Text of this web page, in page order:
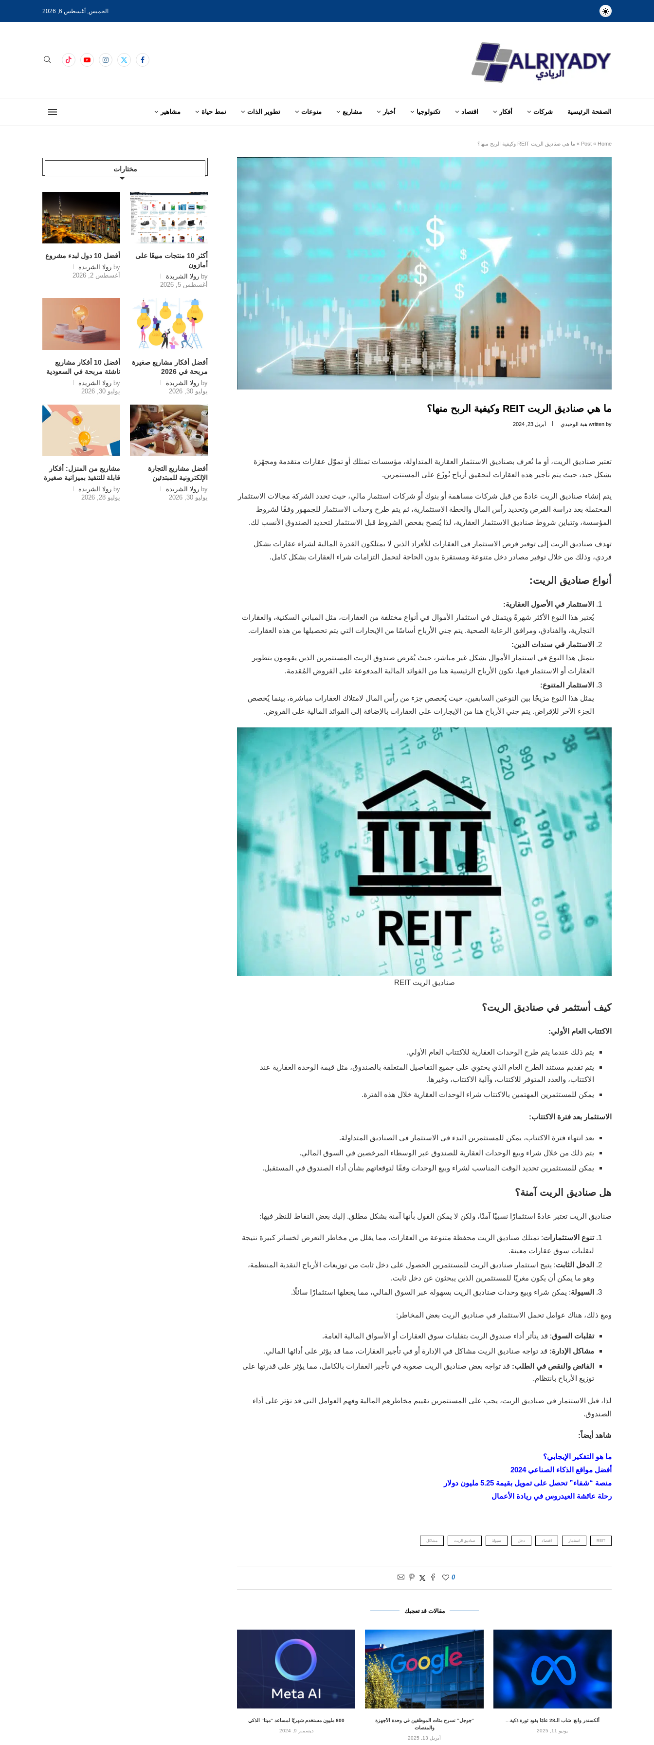
الخميس, أغسطس 6, 2026
الصفحة الرئيسية شركات أفكار اقتصاد تكنولوجيا أخبار مشاريع منوعات تطوير الذات نمط حياة مشاهير
Home
»
Post
» ما هي صناديق الريت REIT وكيفية الربح منها؟
ما هي صناديق الريت REIT وكيفية الربح منها؟
written by هبة الوحيدي أبريل 23, 2024
تعتبر صناديق الريت، أو ما تُعرف بصناديق الاستثمار العقارية المتداولة، مؤسسات تمتلك أو تموّل عقارات متقدمة ومجهّزة
بشكل جيد، حيث يتم تأجير هذه العقارات لتحقيق أرباح تُوزّع على المستثمرين.
يتم إنشاء صناديق الريت عادةً من قبل شركات مساهمة أو بنوك أو شركات استثمار مالي، حيث تحدد الشركة مجالات الاستثمار
المحتملة بعد دراسة الفرص وتحديد رأس المال والخطة الاستثمارية، ثم يتم طرح وحدات الاستثمار للجمهور وفقًا لشروط
المؤسسة، وتتباين شروط صناديق الاستثمار العقارية، لذا يُنصح بفحص الشروط قبل الاستثمار لتحديد الصندوق الأنسب لك.
تهدف صناديق الريت إلى توفير فرص الاستثمار في العقارات للأفراد الذين لا يمتلكون القدرة المالية لشراء عقارات بشكل
فردي، وذلك من خلال توفير مصادر دخل متنوعة ومستقرة بدون الحاجة لتحمل التزامات شراء العقارات بشكل كامل.
أنواع صناديق الريت:
الاستثمار في الأصول العقارية:
يُعتبر هذا النوع الأكثر شهرةً ويتمثل في استثمار الأموال في أنواع مختلفة من العقارات، مثل المباني السكنية، والعقارات
التجارية، والفنادق، ومرافق الرعاية الصحية. يتم جني الأرباح أساسًا من الإيجارات التي يتم تحصيلها من هذه العقارات.
الاستثمار في سندات الدين:
يتمثل هذا النوع في استثمار الأموال بشكل غير مباشر، حيث يُقرض صندوق الريت المستثمرين الذين يقومون بتطوير
العقارات أو الاستثمار فيها. تكون الأرباح الرئيسية هنا من الفوائد المالية المدفوعة على القروض المُقدمة.
الاستثمار المتنوع:
يمثل هذا النوع مزيجًا بين النوعين السابقين، حيث يُخصص جزء من رأس المال لامتلاك العقارات مباشرة، بينما يُخصص
الجزء الآخر للإقراض. يتم جني الأرباح هنا من الإيجارات على العقارات بالإضافة إلى الفوائد المالية على القروض.
صناديق الريت REIT
كيف أستثمر في صناديق الريت؟
الاكتتاب العام الأولي:
يتم ذلك عندما يتم طرح الوحدات العقارية للاكتتاب العام الأولي.
يتم تقديم مستند الطرح العام الذي يحتوي على جميع التفاصيل المتعلقة بالصندوق، مثل قيمة الوحدة العقارية عند
الاكتتاب، والعدد المتوفر للاكتتاب، وآلية الاكتتاب، وغيرها.
يمكن للمستثمرين المهتمين بالاكتتاب شراء الوحدات العقارية خلال هذه الفترة.
الاستثمار بعد فترة الاكتتاب:
بعد انتهاء فترة الاكتتاب، يمكن للمستثمرين البدء في الاستثمار في الصناديق المتداولة.
يتم ذلك من خلال شراء وبيع الوحدات العقارية للصندوق عبر الوسطاء المرخصين في السوق المالي.
يمكن للمستثمرين تحديد الوقت المناسب لشراء وبيع الوحدات وفقًا لتوقعاتهم بشأن أداء الصندوق في المستقبل.
هل صناديق الريت آمنة؟
صناديق الريت تعتبر عادةً استثمارًا نسبيًا آمنًا، ولكن لا يمكن القول بأنها آمنة بشكل مطلق. إليك بعض النقاط للنظر فيها:
تنوع الاستثمارات: تمتلك صناديق الريت محفظة متنوعة من العقارات، مما يقلل من مخاطر التعرض لخسائر كبيرة نتيجة
لتقلبات سوق عقارات معينة.
الدخل الثابت: يتيح استثمار صناديق الريت للمستثمرين الحصول على دخل ثابت من توزيعات الأرباح النقدية المنتظمة،
وهو ما يمكن أن يكون مغريًا للمستثمرين الذين يبحثون عن دخل ثابت.
السيولة: يمكن شراء وبيع وحدات صناديق الريت بسهولة عبر السوق المالي، مما يجعلها استثمارًا سائلًا.
ومع ذلك، هناك عوامل تحمل الاستثمار في صناديق الريت بعض المخاطر:
تقلبات السوق: قد يتأثر أداء صندوق الريت بتقلبات سوق العقارات أو الأسواق المالية العامة.
مشاكل الإدارة: قد تواجه صناديق الريت مشاكل في الإدارة أو في تأجير العقارات، مما قد يؤثر على أدائها المالي.
الفائض والنقص في الطلب: قد تواجه بعض صناديق الريت صعوبة في تأجير العقارات بالكامل، مما يؤثر على قدرتها على
توزيع الأرباح بانتظام.
لذا، قبل الاستثمار في صناديق الريت، يجب على المستثمرين تقييم مخاطرهم المالية وفهم العوامل التي قد تؤثر على أداء
الصندوق.
شاهد أيضاً:
ما هو التفكير الإيجابي؟
أفضل مواقع الذكاء الصناعي 2024
منصة “شفاء” تحصل على تمويل بقيمة 5.25 مليون دولار
رحلة عائشة العيدروس في ريادة الأعمال
REIT استثمار اقتصاد دخل سيولة صناديق الريت مشاكل
0
مقالات قد تعجبك
ألكسندر وانغ: شاب الـ28 عامًا يقود ثورة ذكية...
يونيو 11, 2025
“جوجل” تسرح مئات الموظفين في وحدة الأجهزة
والمنصات
أبريل 13, 2025
600 مليون مستخدم شهريًا لمساعد “ميتا” الذكي
ديسمبر 9, 2024
مختارات
أكثر 10 منتجات مبيعًا على
أمازون
by رولا الشريدة
أغسطس 5, 2026
أفضل 10 دول لبدء مشروع
by رولا الشريدة
أغسطس 2, 2026
أفضل أفكار مشاريع صغيرة
مربحة في 2026
by رولا الشريدة
يوليو 30, 2026
أفضل 10 أفكار مشاريع
ناشئة مربحة في السعودية
by رولا الشريدة
يوليو 30, 2026
أفضل مشاريع التجارة
الإلكترونية للمبتدئين
by رولا الشريدة
يوليو 30, 2026
مشاريع من المنزل: أفكار
قابلة للتنفيذ بميزانية صغيرة
by رولا الشريدة
يوليو 28, 2026